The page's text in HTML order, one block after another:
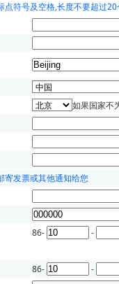
符号及空格,长度不要超过
如果国家不
寄发票或其他通知给您
86-
-
86-
-